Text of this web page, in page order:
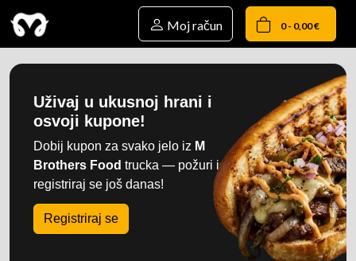
Moj račun 0 - 0,00 €
Uživaj u ukusnoj hrani i
osvoji kupone!
Dobij kupon za svako jelo iz M
Brothers Food trucka — požuri i
registriraj se još danas!
Registriraj se